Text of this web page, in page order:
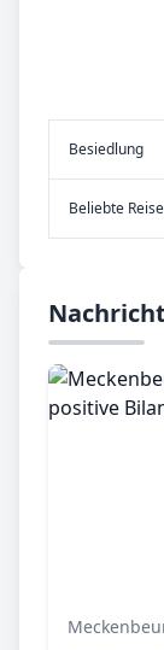
Be­sied­lung
Be­lieb­te